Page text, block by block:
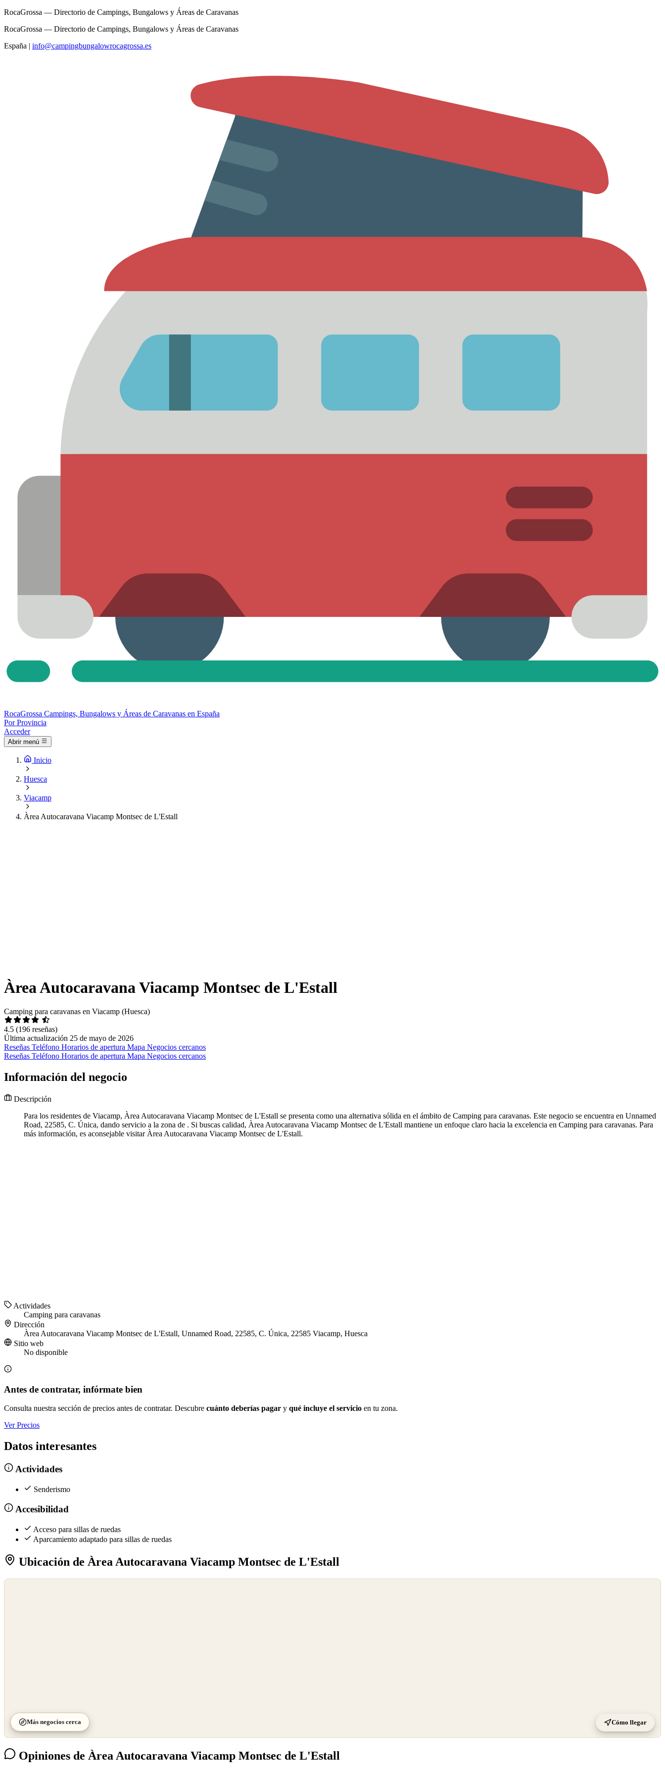
RocaGrossa — Directorio de Campings, Bungalows y Áreas de Caravanas
RocaGrossa — Directorio de Campings, Bungalows y Áreas de Caravanas
España | info@campingbungalowrocagrossa.es
RocaGrossa Campings, Bungalows y Áreas de Caravanas en España
Por Provincia
Acceder
Abrir menú
Inicio
Huesca
Viacamp
Àrea Autocaravana Viacamp Montsec de L'Estall
Àrea Autocaravana Viacamp Montsec de L'Estall
Camping para caravanas en Viacamp (Huesca)
4.5 (196 reseñas)
Última actualización 25 de mayo de 2026
Reseñas Teléfono Horarios de apertura Mapa Negocios cercanos
Reseñas Teléfono Horarios de apertura Mapa Negocios cercanos
Información del negocio
Descripción
Para los residentes de Viacamp, Àrea Autocaravana Viacamp Montsec de L'Estall se presenta como una alternativa sólida en el ámbito de Camping para caravanas. Este negocio se encuentra en Unnamed
Road, 22585, C. Única, dando servicio a la zona de . Si buscas calidad, Àrea Autocaravana Viacamp Montsec de L'Estall mantiene un enfoque claro hacia la excelencia en Camping para caravanas. Para
más información, es aconsejable visitar Àrea Autocaravana Viacamp Montsec de L'Estall.
Actividades
Camping para caravanas
Dirección
Àrea Autocaravana Viacamp Montsec de L'Estall, Unnamed Road, 22585, C. Única, 22585 Viacamp, Huesca
Sitio web
No disponible
Antes de contratar, infórmate bien
Consulta nuestra sección de precios antes de contratar. Descubre cuánto deberías pagar y qué incluye el servicio en tu zona.
Ver Precios
Datos interesantes
Actividades
Senderismo
Accesibilidad
Acceso para sillas de ruedas
Aparcamiento adaptado para sillas de ruedas
Ubicación de Àrea Autocaravana Viacamp Montsec de L'Estall
Más negocios cerca Cómo llegar
Opiniones de Àrea Autocaravana Viacamp Montsec de L'Estall